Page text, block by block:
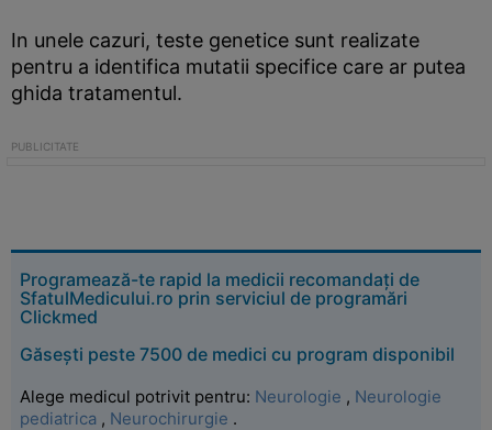
In unele cazuri, teste genetice sunt realizate
pentru a identifica mutatii specifice care ar putea
ghida tratamentul.
Programează-te rapid la medicii recomandați de
SfatulMedicului.ro prin serviciul de programări
Clickmed
Găsești peste 7500 de medici cu program disponibil
Alege medicul potrivit pentru: Neurologie , Neurologie
pediatrica , Neurochirurgie .